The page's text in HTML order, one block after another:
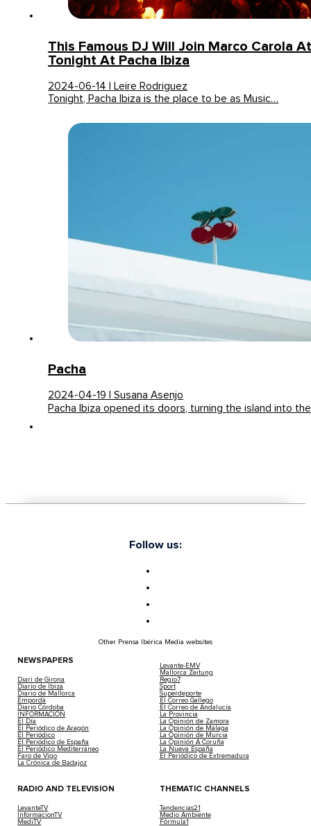
This Famous DJ Will Join Marco Carola
Tonight At Pacha Ibiza
2024-06-14 | Leire Rodriguez
Tonight, Pacha Ibiza is the place to be as Music…
Pacha
2024-04-19 | Susana Asenjo
Pacha Ibiza opened its doors, turning the island into
Follow us:
Other Prensa Ibérica Media websites
NEWSPAPERS
Diari de Girona
Diario de Ibiza
Diario de Mallorca
Empordà
Diario Córdoba
INFORMACIÓN
El Día
El Periódico de Aragón
El Periódico
El Periódico de España
El Periódico Mediterráneo
Faro de Vigo
La Crónica de Badajoz
Levante-EMV
Mallorca Zeitung
Regio7
Sport
Superdeporte
El Correo Gallego
El Correo de Andalucía
La Provincia
La Opinión de Zamora
La Opinión de Málaga
La Opinión de Murcia
La Opinión A Coruña
La Nueva España
El Periódico de Extremadura
RADIO AND TELEVISION
LevanteTV
InformacionTV
MediTV
THEMATIC CHANNELS
Tendencias21
Medio Ambiente
Fórmula1